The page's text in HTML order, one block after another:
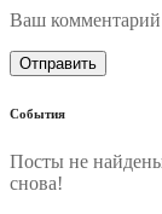
Ваш
События
Посты не
снова!